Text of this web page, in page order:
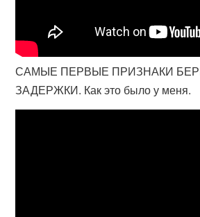
САМЫЕ ПЕРВЫЕ ПРИЗНАКИ
ЗАДЕРЖКИ. Как это было у меня.